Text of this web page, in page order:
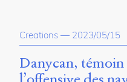
Typographies
Jannon
de
Creations — 2023/05/15
Danycan, témoin